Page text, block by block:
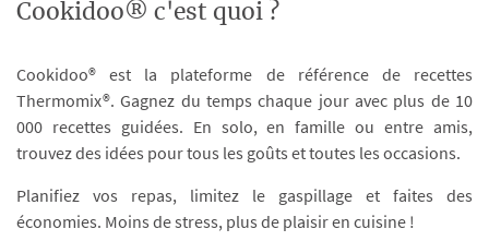
Cookidoo® c'est quoi ?
Cookidoo® est la plateforme de référence de recettes
Thermomix®. Gagnez du temps chaque jour avec plus de 10
000 recettes guidées. En solo, en famille ou entre amis,
trouvez des idées pour tous les goûts et toutes les occasions.
Planifiez vos repas, limitez le gaspillage et faites des
économies. Moins de stress, plus de plaisir en cuisine !